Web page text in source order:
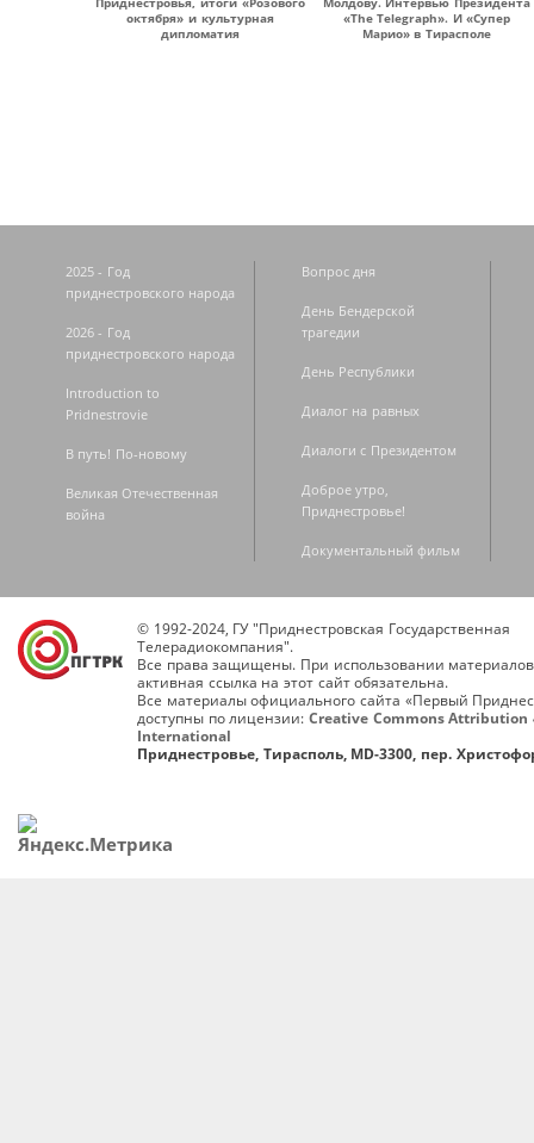
октября» и культурная
дипломатия
«The Telegraph». И «Супер
Марио» в Тирасполе
2025 - Год
приднестровского народа
2026 - Год
приднестровского народа
Introduction to
Pridnestrovie
В путь! По-новому
Великая Отечественная
война
Вопрос дня
День Бендерской
трагедии
День Республики
Диалог на равных
Диалоги с Президентом
Доброе утро,
Приднестровье!
Документальный фильм
© 1992-2024, ГУ "Приднестровская Государственная
Телерадиокомпания".
Все права защищены. При использовании
активная ссылка на этот сайт обязательна.
Все материалы официального сайта «Первый
доступны по лицензии: Creative Commons Attribution
International
Приднестровье, Тирасполь, MD-3300, пер.